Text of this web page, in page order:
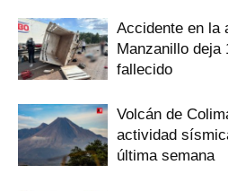
Accidente en la
Manzanillo deja
fallecido
Volcán de
actividad
última semana